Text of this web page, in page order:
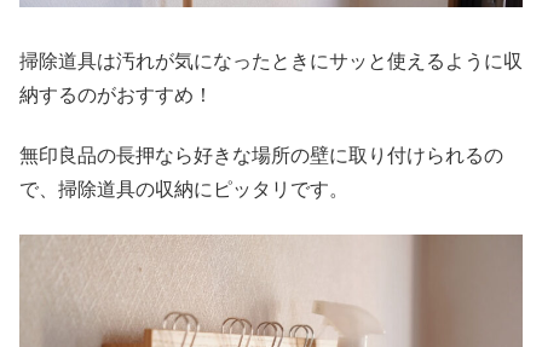
掃除道具は汚れが気になったときにサッと使えるように収
納するのがおすすめ！
無印良品の長押なら好きな場所の壁に取り付けられるの
で、掃除道具の収納にピッタリです。